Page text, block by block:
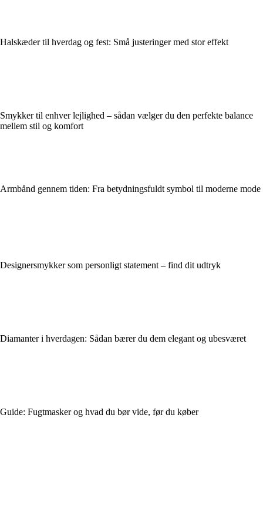
Halskæder til hverdag og fest: Små justeringer med stor effekt
Smykker til enhver lejlighed – sådan vælger du den perfekte balance
mellem stil og komfort
Armbånd gennem tiden: Fra betydningsfuldt symbol til moderne mode
Designersmykker som personligt statement – find dit udtryk
Diamanter i hverdagen: Sådan bærer du dem elegant og ubesværet
Guide: Fugtmasker og hvad du bør vide, før du køber